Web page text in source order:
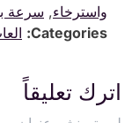
واسترخاء, سرعة
Categories:
اترك تعليقاً